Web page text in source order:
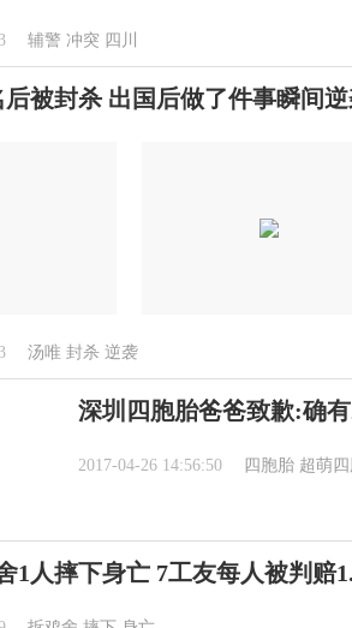
辅警 冲突 四川
被封杀 出国后做了件事瞬间
汤唯 封杀 逆袭
深圳四胞胎爸爸致歉:确
2017-04-26 14:56:50 四胞胎 超萌
1人摔下身亡 7工友每人被判赔